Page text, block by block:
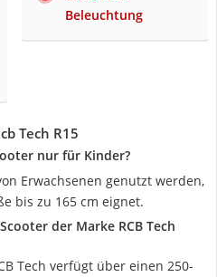
Beleuchtung
Tech R15
nur für Kinder?
Erwachsenen genutzt werden,
bis zu 165 cm eignet.
der Marke RCB Tech
Tech verfügt über einen 250-